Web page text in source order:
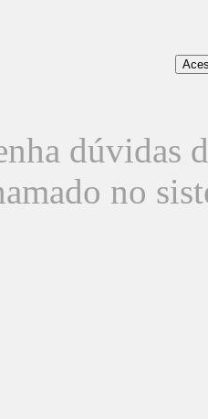
dúvidas
no